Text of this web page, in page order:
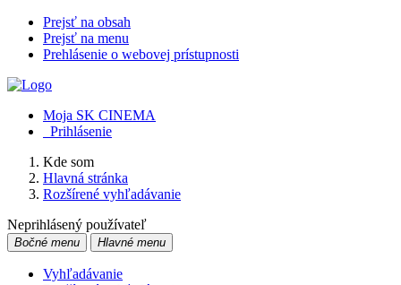
Prejsť na obsah
Prejsť na menu
Prehlásenie o webovej prístupnosti
Moja SK CINEMA
Prihlásenie
Kde som
Hlavná stránka
Rozšírené vyhľadávanie
Neprihlásený používateľ
Bočné menu Hlavné menu
Vyhľadávanie